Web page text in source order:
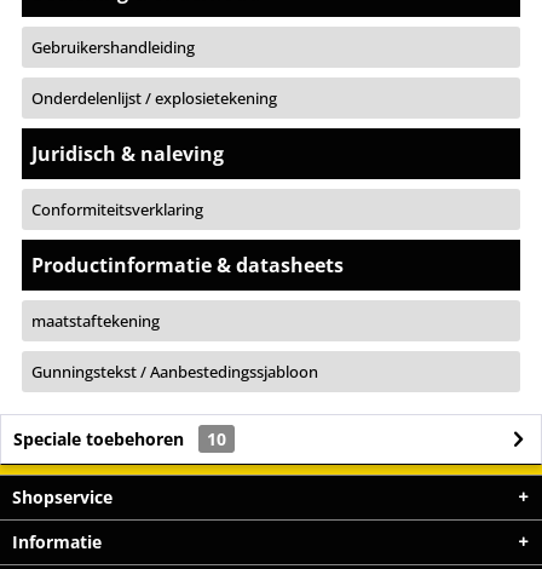
Gebruikershandleiding
Onderdelenlijst / explosietekening
Juridisch & naleving
Conformiteitsverklaring
Productinformatie & datasheets
maatstaftekening
Gunningstekst / Aanbestedingssjabloon
Speciale toebehoren 10
Shopservice
Informatie